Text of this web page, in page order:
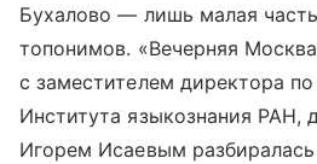
Бухалово — лишь малая
топонимов. «Вечерняя
с заместителем директора
Института языкознания РАН,
Игорем Исаевым разбиралась